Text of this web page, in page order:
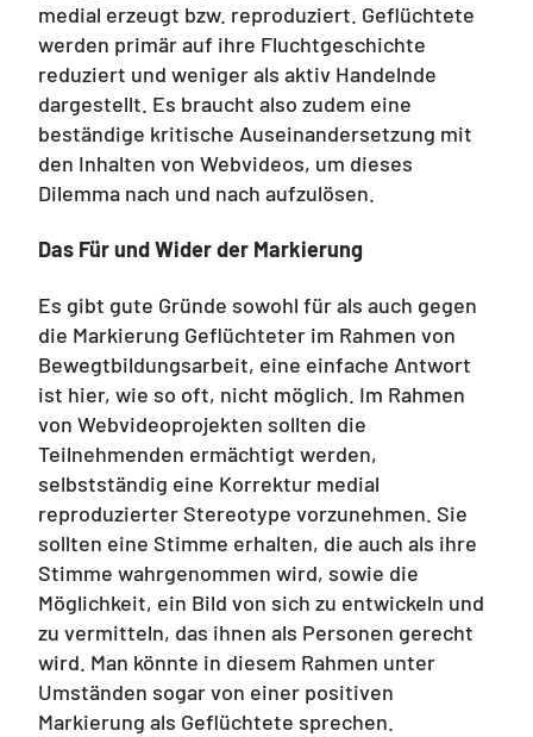
medial erzeugt bzw. reproduziert. Geflüchtete
werden primär auf ihre Fluchtgeschichte
reduziert und weniger als aktiv Handelnde
dargestellt. Es braucht also zudem eine
beständige kritische Auseinandersetzung mit
den Inhalten von Webvideos, um dieses
Dilemma nach und nach aufzulösen.
Das Für und Wider der Markierung
Es gibt gute Gründe sowohl für als auch gegen
die Markierung Geflüchteter im Rahmen von
Bewegtbildungsarbeit, eine einfache Antwort
ist hier, wie so oft, nicht möglich. Im Rahmen
von Webvideoprojekten sollten die
Teilnehmenden ermächtigt werden,
selbstständig eine Korrektur medial
reproduzierter Stereotype vorzunehmen. Sie
sollten eine Stimme erhalten, die auch als ihre
Stimme wahrgenommen wird, sowie die
Möglichkeit, ein Bild von sich zu entwickeln und
zu vermitteln, das ihnen als Personen gerecht
wird. Man könnte in diesem Rahmen unter
Umständen sogar von einer positiven
Markierung als Geflüchtete sprechen.